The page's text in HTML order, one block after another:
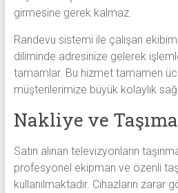
girmesine gerek kalmaz.
Randevu sistemi ile çalışan
diliminde adresinize gelerek
tamamlar. Bu hizmet tamamen
müşterilerimize büyük kolaylık
Nakliye ve
Satın alınan televizyonların
profesyonel ekipman ve özenli
kullanılmaktadır. Cihazların zarar